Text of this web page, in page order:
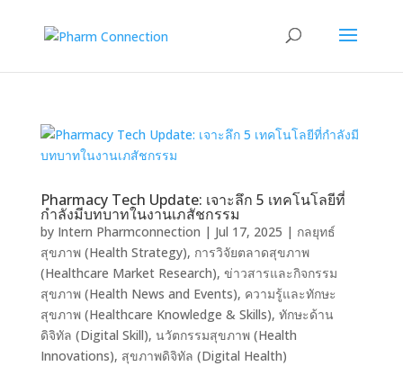
Pharmacy Tech Update: เจาะลึก 5 เทคโนโลยีที่
กำลังมีบทบาทในงานเภสัชกรรม
by Intern Pharmconnection | Jul 17, 2025 | กลยุทธ์
สุขภาพ (Health Strategy), การวิจัยตลาดสุขภาพ
(Healthcare Market Research), ข่าวสารและกิจกรรม
สุขภาพ (Health News and Events), ความรู้และทักษะ
สุขภาพ (Healthcare Knowledge & Skills), ทักษะด้าน
ดิจิทัล (Digital Skill), นวัตกรรมสุขภาพ (Health
Innovations), สุขภาพดิจิทัล (Digital Health)